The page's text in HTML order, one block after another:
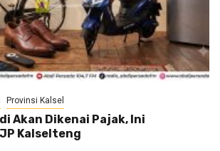
Provinsi Kalsel
Akan Dikenai Pajak, Ini
Kalselteng